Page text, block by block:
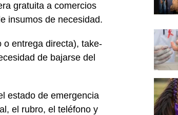
gratuita a comercios
insumos de necesidad.
o entrega directa), take-
de bajarse del
estado de emergencia
el rubro, el teléfono y